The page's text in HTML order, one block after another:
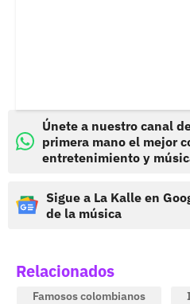
Únete a nuestro canal
primera mano el mejor
entretenimiento y
Sigue a La Kalle en
de la música
Relacionados
Famosos colombianos